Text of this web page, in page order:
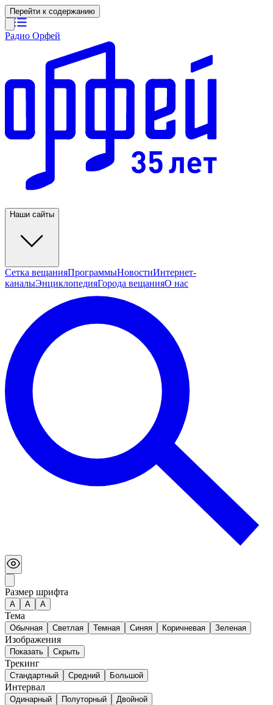
Перейти к содержанию
Радио Орфей
Наши сайты
Сетка вещанияПрограммыНовостиИнтернет-
каналыЭнциклопедияГорода вещанияО нас
Размер шрифта
А A A
Тема
Обычная Светлая Темная Синяя Коричневая Зеленая
Изображения
Показать Скрыть
Трекинг
Стандартный Средний Большой
Интервал
Одинарный Полуторный Двойной